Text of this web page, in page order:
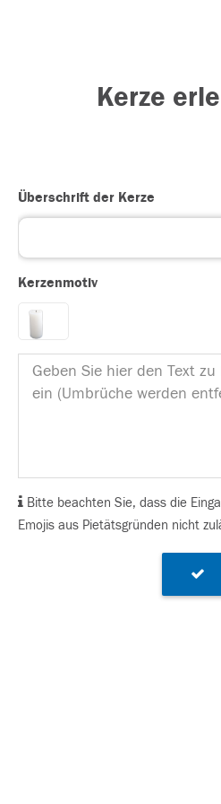
Kerze
Überschrift der Kerze
Kerzenmotiv
Bitte beachten Sie, dass die
Emojis aus Pietätsgründen nicht